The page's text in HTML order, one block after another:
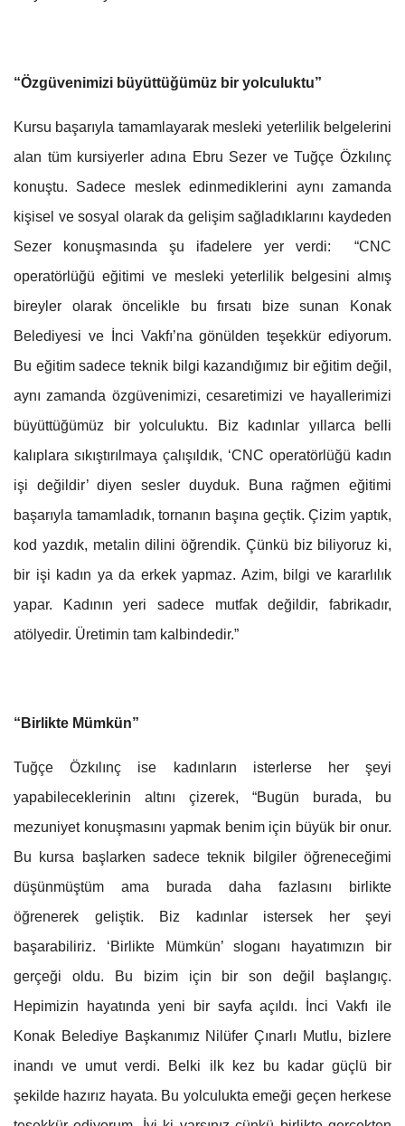
“Özgüvenimizi büyüttüğümüz bir yolculuktu”
Kursu başarıyla tamamlayarak mesleki yeterlilik belgelerini
alan tüm kursiyerler adına Ebru Sezer ve Tuğçe Özkılınç
konuştu. Sadece meslek edinmediklerini aynı zamanda
kişisel ve sosyal olarak da gelişim sağladıklarını kaydeden
Sezer konuşmasında şu ifadelere yer verdi: “CNC
operatörlüğü eğitimi ve mesleki yeterlilik belgesini almış
bireyler olarak öncelikle bu fırsatı bize sunan Konak
Belediyesi ve İnci Vakfı’na gönülden teşekkür ediyorum.
Bu eğitim sadece teknik bilgi kazandığımız bir eğitim değil,
aynı zamanda özgüvenimizi, cesaretimizi ve hayallerimizi
büyüttüğümüz bir yolculuktu. Biz kadınlar yıllarca belli
kalıplara sıkıştırılmaya çalışıldık, ‘CNC operatörlüğü kadın
işi değildir’ diyen sesler duyduk. Buna rağmen eğitimi
başarıyla tamamladık, tornanın başına geçtik. Çizim yaptık,
kod yazdık, metalin dilini öğrendik. Çünkü biz biliyoruz ki,
bir işi kadın ya da erkek yapmaz. Azim, bilgi ve kararlılık
yapar. Kadının yeri sadece mutfak değildir, fabrikadır,
atölyedir. Üretimin tam kalbindedir.”
“Birlikte Mümkün”
Tuğçe Özkılınç ise kadınların isterlerse her şeyi
yapabileceklerinin altını çizerek, “Bugün burada, bu
mezuniyet konuşmasını yapmak benim için büyük bir onur.
Bu kursa başlarken sadece teknik bilgiler öğreneceğimi
düşünmüştüm ama burada daha fazlasını birlikte
öğrenerek geliştik. Biz kadınlar istersek her şeyi
başarabiliriz. ‘Birlikte Mümkün’ sloganı hayatımızın bir
gerçeği oldu. Bu bizim için bir son değil başlangıç.
Hepimizin hayatında yeni bir sayfa açıldı. İnci Vakfı ile
Konak Belediye Başkanımız Nilüfer Çınarlı Mutlu, bizlere
inandı ve umut verdi. Belki ilk kez bu kadar güçlü bir
şekilde hazırız hayata. Bu yolculukta emeği geçen herkese